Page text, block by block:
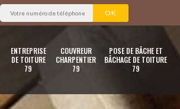
ENTREPRISE
DE TOITURE
79
COUVREUR
CHARPENTIER
79
POSE DE BÂCHE ET
BÂCHAGE DE TOITURE
79